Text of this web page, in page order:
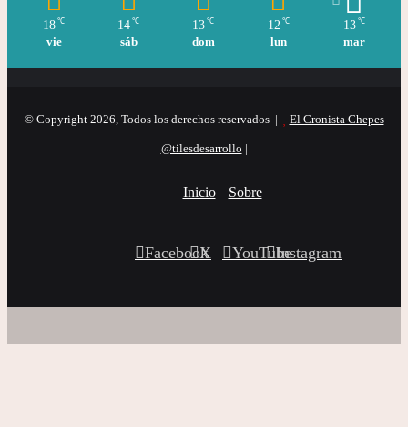
18 ℃
vie
14 ℃
sáb
13 ℃
dom
12 ℃
lun
13 ℃
mar
© Copyright 2026, Todos los derechos reservados | El Cronista Chepes
@tilesdesarrollo |
Inicio Sobre
Facebook
X YouTubeInstagram